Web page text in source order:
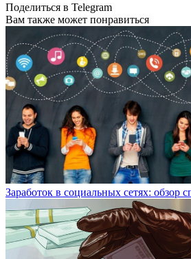
Поделиться в Telegram
Вам также может понравиться
Заработок в социальных сетях: обзор